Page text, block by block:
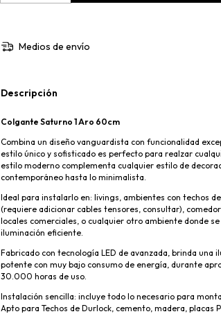
Medios de envío
Descripción
Colgante Saturno 1 Aro 60cm
Combina un diseño vanguardista con funcionalidad
estilo único y sofisticado es perfecto para realzar
estilo moderno complementa cualquier estilo de
contemporáneo hasta lo minimalista.
Ideal para instalarlo en: livings, ambientes con techos
(requiere adicionar cables tensores, consultar),
locales comerciales, o cualquier otro ambiente donde se
iluminación eficiente.
Fabricado con tecnología LED de avanzada, brinda una
potente con muy bajo consumo de energía, durante
30.000 horas de uso.
Instalación sencilla: incluye todo lo necesario para
Apto para Techos de Durlock, cemento, madera, placas